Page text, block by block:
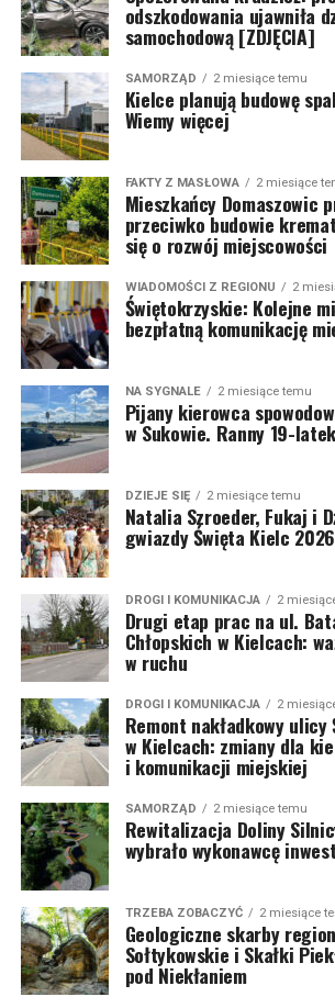
odszkodowania ujawniła
samochodową [ZDJĘCIA]
SAMORZĄD 2 miesiące temu
Kielce planują budowę
Wiemy więcej
FAKTY Z MASŁOWA 2 miesiące
Mieszkańcy Domaszowic
przeciwko budowie
się o rozwój miejscowości
WIADOMOŚCI Z REGIONU 2
Świętokrzyskie: Kolejne
bezpłatną komunikację
NA SYGNALE 2 miesiące temu
Pijany kierowca
w Sukowie. Ranny 19-latek
DZIEJE SIĘ 2 miesiące temu
Natalia Szroeder, Fukaj i
gwiazdy Święta Kielc 2026
DROGI I KOMUNIKACJA 2
Drugi etap prac na ul.
Chłopskich w Kielcach:
w ruchu
DROGI I KOMUNIKACJA 2
Remont nakładkowy
w Kielcach: zmiany dla
i komunikacji miejskiej
SAMORZĄD 2 miesiące temu
Rewitalizacja Doliny
wybrało wykonawcę
TRZEBA ZOBACZYĆ 2 miesiące
Geologiczne skarby
Sołtykowskie i Skałki
pod Niekłaniem